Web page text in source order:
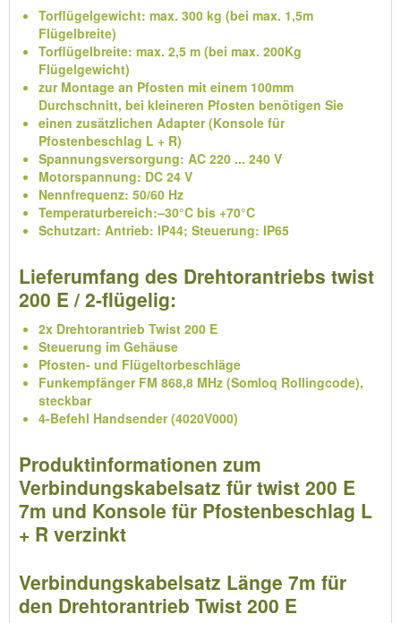
Torflügelgewicht: max. 300 kg (bei max. 1,5m
Flügelbreite)
Torflügelbreite: max. 2,5 m (bei max. 200Kg
Flügelgewicht)
zur Montage an Pfosten mit einem 100mm
Durchschnitt, bei kleineren Pfosten benötigen Sie
einen zusätzlichen Adapter (Konsole für
Pfostenbeschlag L + R)
Spannungsversorgung: AC 220 ... 240 V
Motorspannung: DC 24 V
Nennfrequenz: 50/60 Hz
Temperaturbereich:–30°C bis +70°C
Schutzart: Antrieb: IP44; Steuerung: IP65
Lieferumfang des Drehtorantriebs twist
200 E / 2-flügelig:
2x Drehtorantrieb Twist 200 E
Steuerung im Gehäuse
Pfosten- und Flügeltorbeschläge
Funkempfänger FM 868,8 MHz (Somloq Rollingcode),
steckbar
4-Befehl Handsender (4020V000)
Produktinformationen zum
Verbindungskabelsatz für twist 200 E
7m und Konsole für Pfostenbeschlag L
+ R verzinkt
Verbindungskabelsatz Länge 7m für
den Drehtorantrieb Twist 200 E